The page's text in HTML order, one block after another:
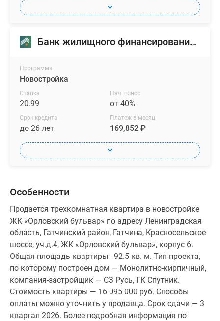
Банк жилищного финансирования (БЖФ)
Программа
Новостройка
Ставка
20.99
Нач. взнос
от 40%
Срок кредита
до 26 лет
Платеж в месяц
169,852 ₽
Особенности
Продается трехкомнатная квартира в новостройке
ЖК «Орловский бульвар» по адресу Ленинградская
область, Гатчинский район, Гатчина, Красносельское
шоссе, уч.д.4, ЖК «Орловский бульвар», корпус 6.
Общая площадь квартиры - 92.5 кв. м. Тип проекта,
по которому построен дом — Монолитно-кирпичный,
компания-застройщик — СЗ Русь, ГК Спутник.
Стоимость квартиры — 16 095 000 руб. Способы
оплаты можно уточнить у продавца. Срок сдачи — 3
квартал 2026. Более подробная информация по